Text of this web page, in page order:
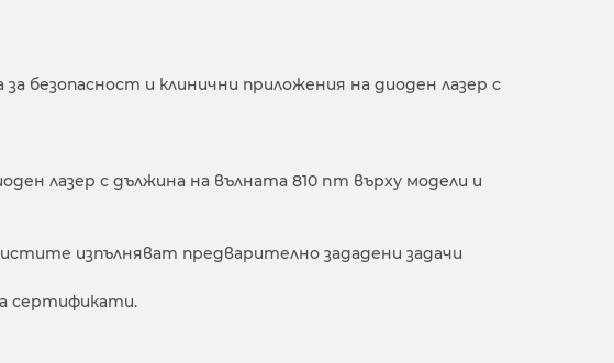
безопасност и клинични приложения на диоден лазер с
лазер с дължина на вълната 810 nm върху модели и
изпълняват предварително зададени задачи
сертификати.